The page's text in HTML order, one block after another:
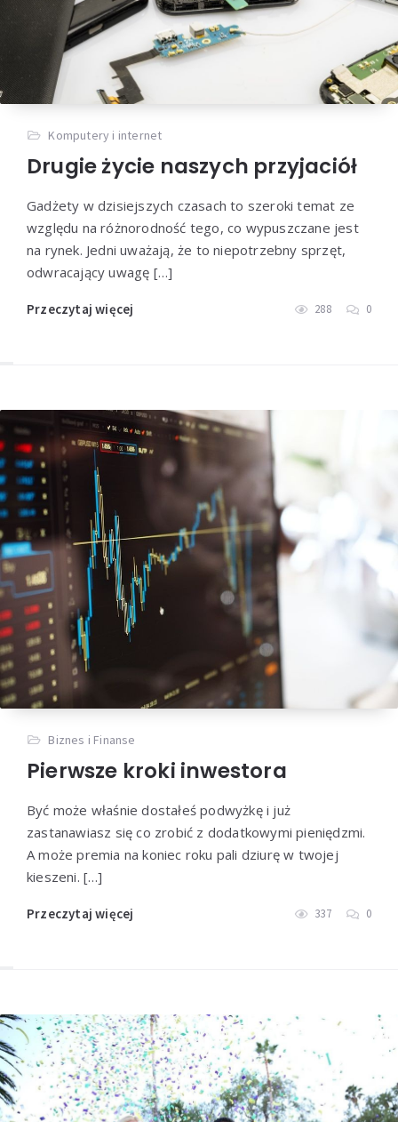
Komputery i internet
Drugie życie naszych przyjaciół
Gadżety w dzisiejszych czasach to szeroki temat ze
względu na różnorodność tego, co wypuszczane jest
na rynek. Jedni uważają, że to niepotrzebny sprzęt,
odwracający uwagę […]
Przeczytaj więcej 288 0
Biznes i Finanse
Pierwsze kroki inwestora
Być może właśnie dostałeś podwyżkę i już
zastanawiasz się co zrobić z dodatkowymi pieniędzmi.
A może premia na koniec roku pali dziurę w twojej
kieszeni. […]
Przeczytaj więcej 337 0